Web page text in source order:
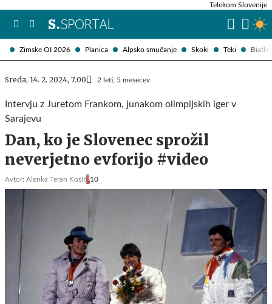
Zimske OI 2026 Planica Alpsko smučanje Skoki Teki
Telekom Slovenije
Sreda, 14. 2. 2024, 7.00 2 leti, 5 mesecev
Intervju z Juretom Frankom, junakom olimpijskih iger v
Sarajevu
Dan, ko je Slovenec sprožil
neverjetno evforijo #video
Avtor: Alenka Teran Košir 10